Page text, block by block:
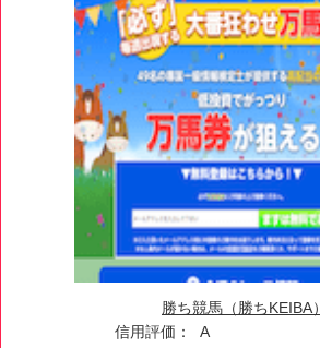
勝ち競馬（勝ちKEIBA）
信用評価：
A